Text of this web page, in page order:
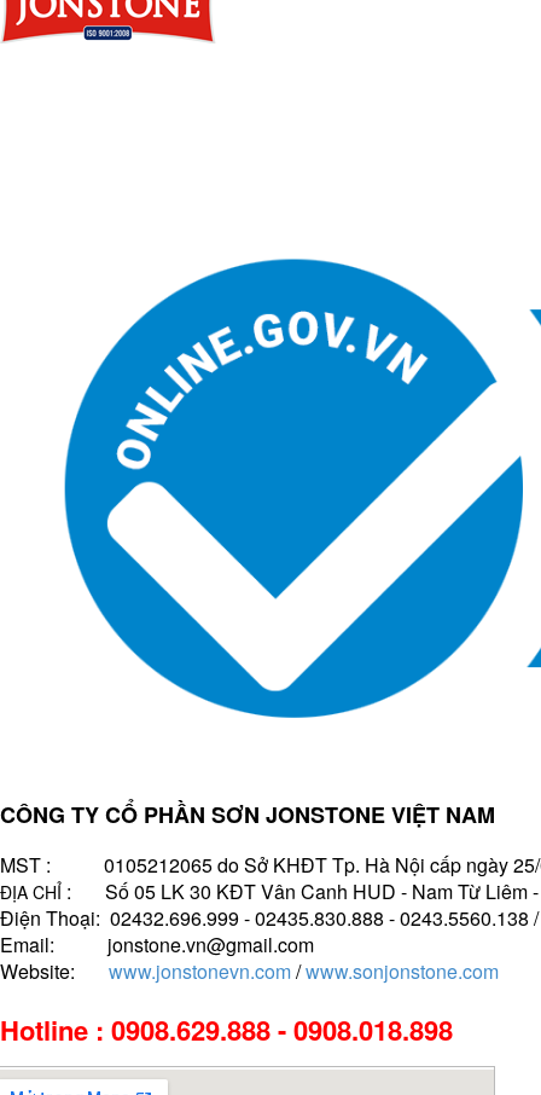
CÔNG TY CỔ PHẦN SƠN JONSTONE VIỆT NAM
MST : 0105212065 do Sở KHĐT Tp. Hà Nội cấp ngày 25/
ĐỊA CHỈ : Số 05 LK 30 KĐT Vân Canh HUD - Nam Từ Liêm
Điện Thoại: 02432.696.999 - 02435.830.888 - 0243.5560.138
Email: jonstone.vn@gmail.com
Website: www.jonstonevn.com/www.sonjonstone.com
Hotline : 0908.629.888 - 0908.018.898